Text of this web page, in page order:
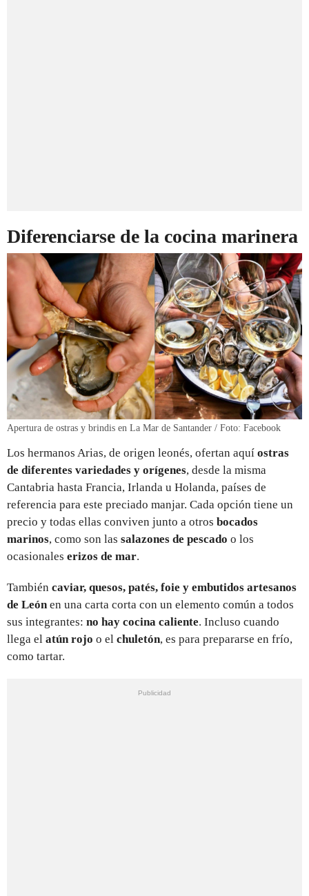
Diferenciarse de la cocina marinera
Apertura de ostras y brindis en La Mar de Santander / Foto: Facebook
Los hermanos Arias, de origen leonés, ofertan aquí ostras
de diferentes variedades y orígenes, desde la misma
Cantabria hasta Francia, Irlanda u Holanda, países de
referencia para este preciado manjar. Cada opción tiene un
precio y todas ellas conviven junto a otros bocados
marinos, como son las salazones de pescado o los
ocasionales erizos de mar.
También caviar, quesos, patés, foie y embutidos artesanos
de Leónen una carta corta con un elemento común a todos
sus integrantes: no hay cocina caliente. Incluso cuando
llega el atún rojo o el chuletón, es para prepararse en frío,
como tartar.